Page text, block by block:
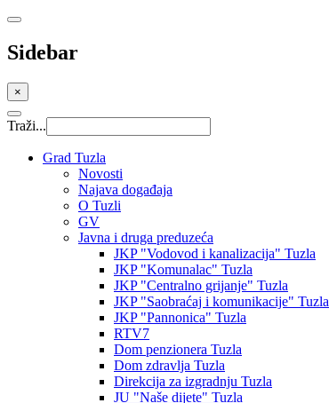
Sidebar
×
Traži...
Grad Tuzla
Novosti
Najava događaja
O Tuzli
GV
Javna i druga preduzeća
JKP "Vodovod i kanalizacija" Tuzla
JKP "Komunalac" Tuzla
JKP "Centralno grijanje" Tuzla
JKP "Saobraćaj i komunikacije" Tuzla
JKP "Pannonica" Tuzla
RTV7
Dom penzionera Tuzla
Dom zdravlja Tuzla
Direkcija za izgradnju Tuzla
JU "Naše dijete" Tuzla